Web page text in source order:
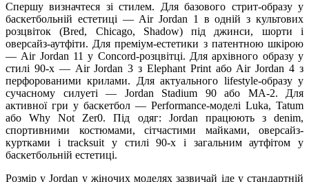
Спершу визначтеся зі стилем. Для базового стрит-образу у
баскетбольній естетиці — Air Jordan 1 в одній з культових
розцвіток (Bred, Chicago, Shadow) під джинси, шорти і
оверсайз-аутфіти. Для преміум-естетики з патентною шкірою
— Air Jordan 11 у Concord-розцвітці. Для архівного образу у
стилі 90-х — Air Jordan 3 з Elephant Print або Air Jordan 4 з
перфорованими крилами. Для актуального lifestyle-образу у
сучасному силуеті — Jordan Stadium 90 або MA-2. Для
активної гри у баскетбол — Performance-моделі Luka, Tatum
або Why Not Zer0. Під одяг: Jordan працюють з denim,
спортивними костюмами, сітчастими майками, оверсайз-
куртками і tracksuit у стилі 90-х і загальним аутфітом у
баскетбольній естетиці.
Розмір у Jordan у жіночих моделях зазвичай іде у стандартній